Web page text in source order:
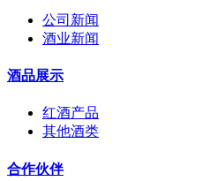
公司新闻
酒业新闻
酒品展示
红酒产品
其他酒类
合作伙伴